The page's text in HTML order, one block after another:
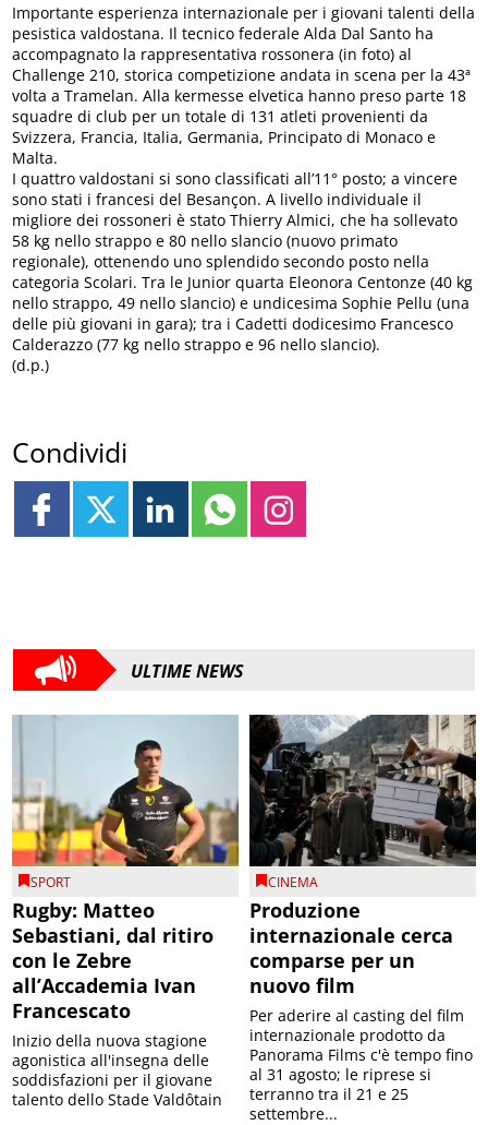
Importante esperienza internazionale per i giovani talenti della
pesistica valdostana. Il tecnico federale Alda Dal Santo ha
accompagnato la rappresentativa rossonera (in foto) al
Challenge 210, storica competizione andata in scena per la 43ª
volta a Tramelan. Alla kermesse elvetica hanno preso parte 18
squadre di club per un totale di 131 atleti provenienti da
Svizzera, Francia, Italia, Germania, Principato di Monaco e
Malta.
I quattro valdostani si sono classificati all’11° posto; a vincere
sono stati i francesi del Besançon. A livello individuale il
migliore dei rossoneri è stato Thierry Almici, che ha sollevato
58 kg nello strappo e 80 nello slancio (nuovo primato
regionale), ottenendo uno splendido secondo posto nella
categoria Scolari. Tra le Junior quarta Eleonora Centonze (40 kg
nello strappo, 49 nello slancio) e undicesima Sophie Pellu (una
delle più giovani in gara); tra i Cadetti dodicesimo Francesco
Calderazzo (77 kg nello strappo e 96 nello slancio).
(d.p.)
Condividi
ULTIME NEWS
SPORT
Rugby: Matteo
Sebastiani, dal ritiro
con le Zebre
all’Accademia Ivan
Francescato
Inizio della nuova stagione
agonistica all'insegna delle
soddisfazioni per il giovane
talento dello Stade Valdôtain
CINEMA
Produzione
internazionale cerca
comparse per un
nuovo film
Per aderire al casting del film
internazionale prodotto da
Panorama Films c'è tempo fino
al 31 agosto; le riprese si
terranno tra il 21 e 25
settembre...